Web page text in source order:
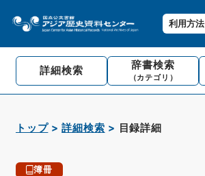
利用方法
詳細検索 辞書検索
（カテゴリ）
トップ 詳細検索 目録詳細
簿冊